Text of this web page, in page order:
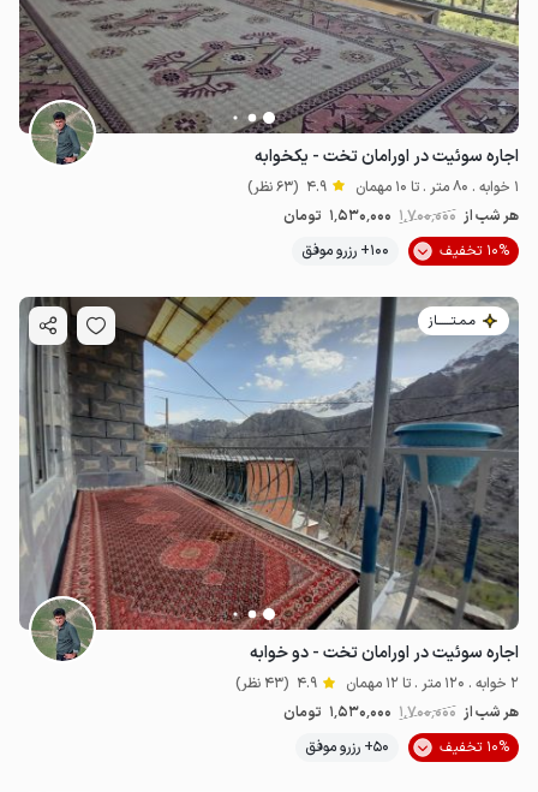
950٬000ت 4.2
اجاره سوئیت در اورامان تخت - یکخوابه
1 خوابه . 80 متر . تا 10 مهمان 4.9 (63 نظر)
هر شب از 1٬700٬000 1٬530٬000 تومان
10% تخفیف
100+ رزرو موفق
مـمـتــــــاز
اجاره سوئیت در اورامان تخت - دو خوابه
2 خوابه . 120 متر . تا 12 مهمان 4.9 (43 نظر)
هر شب از 1٬700٬000 1٬530٬000 تومان
10% تخفیف
50+ رزرو موفق